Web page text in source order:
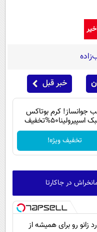
خبر قبل
جوانساز! کرم بوتاکس
تخفیف ویژه!
در جاکارتا
زانو رو برای همیشه از